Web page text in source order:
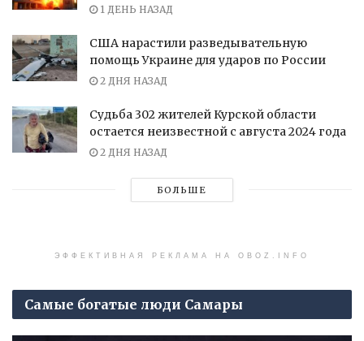
1 ДЕНЬ НАЗАД
США нарастили разведывательную
помощь Украине для ударов по России
2 ДНЯ НАЗАД
Судьба 302 жителей Курской области
остается неизвестной с августа 2024 года
2 ДНЯ НАЗАД
БОЛЬШЕ
ЭФФЕКТИВНАЯ РЕКЛАМА НА OBOZ.INFO
Самые богатые люди Самары